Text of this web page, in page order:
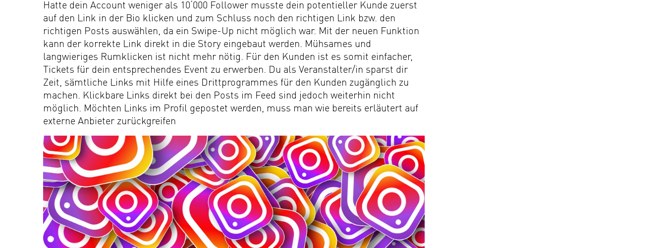
Hatte dein Account weniger als 10‘000 Follower musste dein potentieller Kunde zuerst
auf den Link in der Bio klicken und zum Schluss noch den richtigen Link bzw. den
richtigen Posts auswählen, da ein Swipe-Up nicht möglich war. Mit der neuen Funktion
kann der korrekte Link direkt in die Story eingebaut werden. Mühsames und
langwieriges Rumklicken ist nicht mehr nötig. Für den Kunden ist es somit einfacher,
Tickets für dein entsprechendes Event zu erwerben. Du als Veranstalter/in sparst dir
Zeit, sämtliche Links mit Hilfe eines Drittprogrammes für den Kunden zugänglich zu
machen. Klickbare Links direkt bei den Posts im Feed sind jedoch weiterhin nicht
möglich. Möchten Links im Profil gepostet werden, muss man wie bereits erläutert auf
externe Anbieter zurückgreifen